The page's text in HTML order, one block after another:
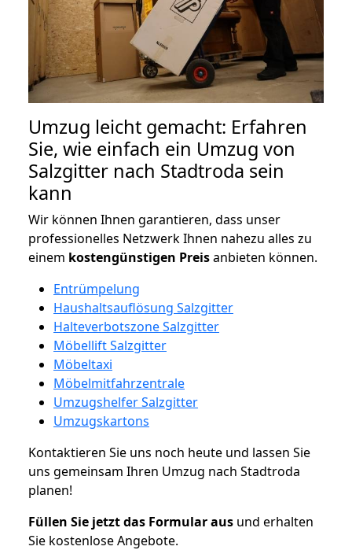
Umzug leicht gemacht: Erfahren
Sie, wie einfach ein Umzug von
Salzgitter nach Stadtroda sein
kann
Wir können Ihnen garantieren, dass unser
professionelles Netzwerk Ihnen nahezu alles zu
einem kostengünstigen Preisanbieten können.
Entrümpelung
Haushaltsauflösung Salzgitter
Halteverbotszone Salzgitter
Möbellift Salzgitter
Möbeltaxi
Möbelmitfahrzentrale
Umzugshelfer Salzgitter
Umzugskartons
Kontaktieren Sie uns noch heute und lassen Sie
uns gemeinsam Ihren Umzug nach Stadtroda
planen!
Füllen Sie jetzt das Formular aus und erhalten
Sie kostenlose Angebote.